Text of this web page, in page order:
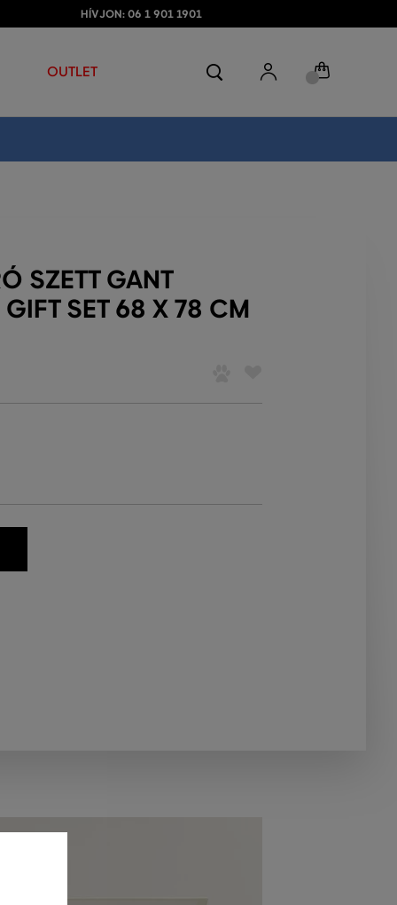
HÍVJON: 06 1 901 1901
OUTLET
SZETT GANT
GIFT SET 68 X 78 CM